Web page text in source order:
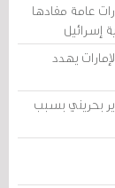
عامة مفادها
إسرائيل
يهدد
بحريني بسبب